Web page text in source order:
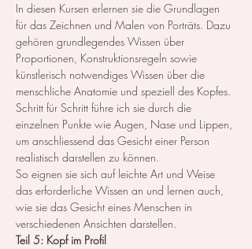
In diesen Kursen erlernen sie die Grundlagen
für das Zeichnen und Malen von Porträts. Dazu
gehören grundlegendes Wissen über
Proportionen, Konstruktionsregeln sowie
künstlerisch notwendiges Wissen über die
menschliche Anatomie und speziell des Kopfes.
Schritt für Schritt führe ich sie durch die
einzelnen Punkte wie Augen, Nase und Lippen,
um anschliessend das Gesicht einer Person
realistisch darstellen zu können.
So eignen sie sich auf leichte Art und Weise
das erforderliche Wissen an und lernen auch,
wie sie das Gesicht eines Menschen in
verschiedenen Ansichten darstellen.
Teil 5: Kopf im Profil